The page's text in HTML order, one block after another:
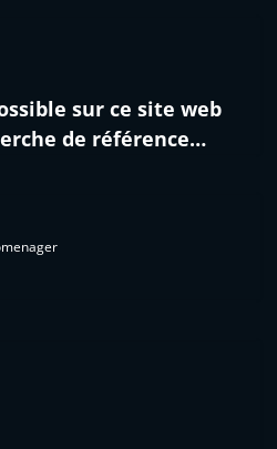
sur ce site web
de référence…